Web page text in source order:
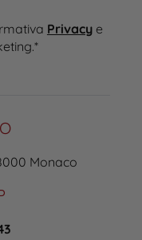
Privacye
*
Monaco